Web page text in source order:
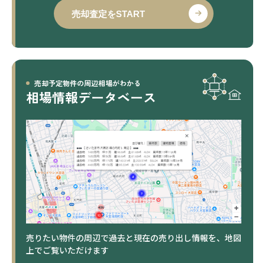
売却査定をSTART
売却予定物件の周辺相場がわかる
相場情報データベース
売りたい物件の周辺で過去と現在の売り出し情報を、地図
上でご覧いただけます